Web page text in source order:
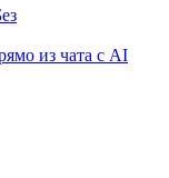
из чата с AI